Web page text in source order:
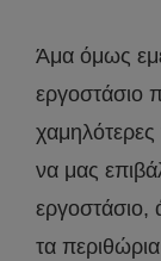
Άμα όμως
εργοστάσιο
χαμηλότερες
να μας
εργοστάσιο,
τα